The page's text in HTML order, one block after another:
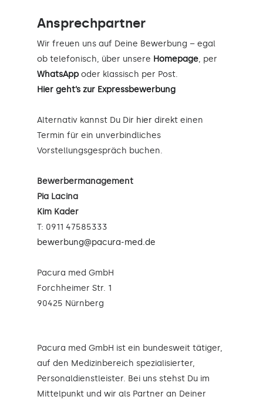
Ansprechpartner
Wir freuen uns auf Deine Bewerbung – egal
ob telefonisch, über unsere Homepage, per
WhatsApp oder klassisch per Post.
Hier geht’s zur Expressbewerbung
Alternativ kannst Du Dir hier direkt einen
Termin für ein unverbindliches
Vorstellungsgespräch buchen.
Bewerbermanagement
Pia Lacina
Kim Kader
T: 0911 47585333
bewerbung@pacura-med.de
Pacura med GmbH
Forchheimer Str. 1
90425 Nürnberg
Pacura med GmbH ist ein bundesweit tätiger,
auf den Medizinbereich spezialisierter,
Personaldienstleister. Bei uns stehst Du im
Mittelpunkt und wir als Partner an Deiner